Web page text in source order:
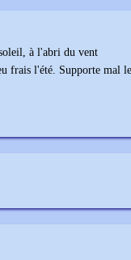
à l'abri du vent
frais l'été. Supporte mal